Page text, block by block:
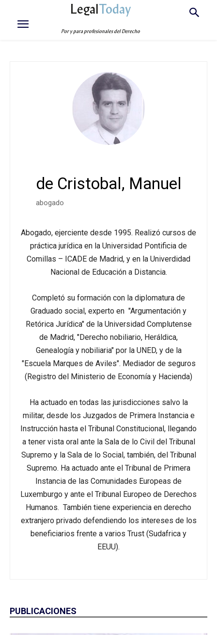
LegalToday
Por y para profesionales del Derecho
de Cristobal, Manuel
abogado
Abogado, ejerciente desde 1995. Realizó cursos de
práctica jurídica en la Universidad Pontificia de
Comillas – ICADE de Madrid, y en la Univerdidad
Nacional de Educación a Distancia.
Completó su formación con la diplomatura de
Graduado social, experto en "Argumentación y
Retórica Jurídica" de la Universidad Complutense
de Madrid, "Derecho nobiliario, Heráldica,
Genealogía y nobiliaria" por la UNED, y de la
"Escuela Marques de Aviles". Mediador de seguros
(Registro del Ministerio de Economía y Hacienda)
Ha actuado en todas las jurisdicciones salvo la
militar, desde los Juzgados de Primera Instancia e
Instrucción hasta el Tribunal Constitucional, llegando
a tener vista oral ante la Sala de lo Civil del Tribunal
Supremo y la Sala de lo Social, también, del Tribunal
Supremo. Ha actuado ante el Tribunal de Primera
Instancia de las Comunidades Europeas de
Luxemburgo y ante el Tribunal Europeo de Derechos
Humanos. También tiene experiencia en derecho
extranjero privado defendiendo los intereses de los
beneficiarios frente a varios Trust (Sudafrica y
EEUU).
PUBLICACIONES